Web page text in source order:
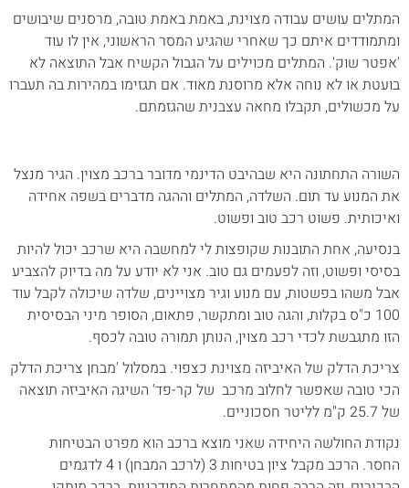
המתלים עושים עבודה מצוינת, באמת באמת טובה, מרסנים שיבושים
ומתמודדים איתם כך שאחרי שהגיע המסר הראשוני, אין לו עוד
'אפטר שוק'. המתלים מכוילים על הגבול הקשיח אבל התוצאה לא
בועטת או לא נוחה אלא מרוסנת מאוד. אם תגזימו במהירות בה תעברו
על מכשולים, תקבלו מחאה עצבנית שהגזמתם.
השורה התחתונה היא שבהיבט הדינמי מדובר ברכב מצוין. הגיר מנצל
את המנוע עד תום. השלדה, המתלים וההגה מדברים בשפה אחידה
ואיכותית. פשוט רכב טוב ופשוט.
בנסיעה, אחת התובנות שקופצות לי למחשבה היא שרכב יכול להיות
בסיסי ופשוט, וזה לפעמים גם טוב. אני לא יודע על מה בדיוק להצביע
אבל משהו בפשטות, עם מנוע וגיר מצויינים, שלדה שיכולה לקבל עוד
100 כ"ס בקלות, והגה טוב ומתקשר, פתאום, הסופר מיני הבסיסית
הזו מתגבשת לכדי רכב מצוין, הנותן תמורה טובה לכסף.
צריכת הדלק של האיביזה מצוינת כצפוי. במסלול 'מבחן צריכת הדלק
הכי טובה שאפשר לחלוב מרכב של קר-פד' השיגה האיביזה תוצאה
של 25.7 ק"מ לליטר חסכוניים.
נקודת החולשה היחידה שאני מוצא ברכב הוא מפרט הבטיחות
החסר. הרכב מקבל ציון בטיחות 3 (לרכב המבחן) ו 4 לדגמים